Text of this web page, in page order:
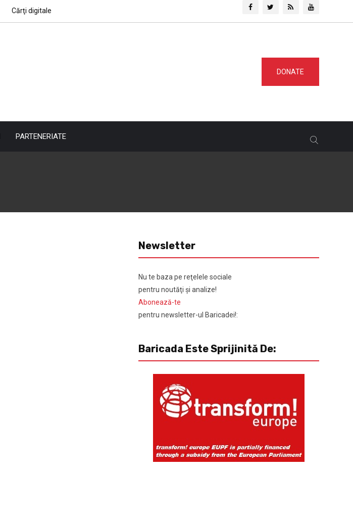
Cărţi digitale
DONATE
PARTENERIATE
Newsletter
Nu te baza pe reţelele sociale
pentru noutăţi şi analize!
Abonează-te
pentru newsletter-ul Baricadei!:
Baricada Este Sprijinită De: